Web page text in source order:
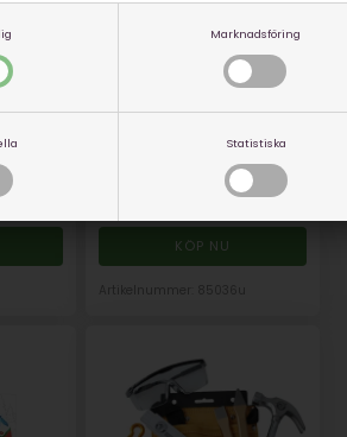
Marknadsföring
Statistiska
S
Val Plansch - UTAN
Eventuellt leveranskostnader